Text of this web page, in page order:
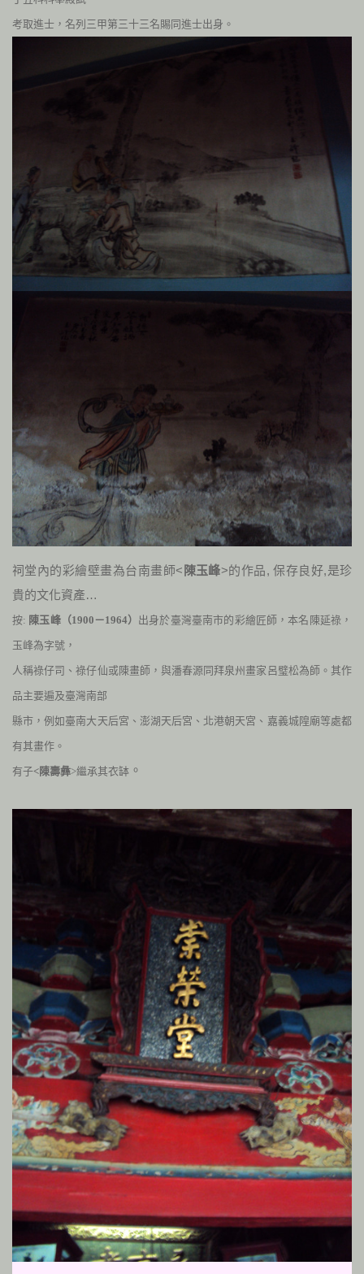
考取進士，名列三甲第三十三名賜同進士出身 。
祠堂內的彩繪壁畫為台南畫師< 陳玉峰>的作品, 保存良好,是珍
貴的文化資產…
按: 陳玉峰（1900 －1964） 出身於臺灣臺南市的彩繪匠師，本名陳延祿，
玉峰為字號，
人稱祿仔司、祿仔仙或陳畫師，與潘春源同拜泉州畫家呂璧松為師。其作
品主要遍及臺灣南部
縣市，例如臺南大天后宮、澎湖天后宮、北港朝天宮、嘉義城隍廟等處都
有其畫作。
有子<陳壽彝>繼承其衣缽 。